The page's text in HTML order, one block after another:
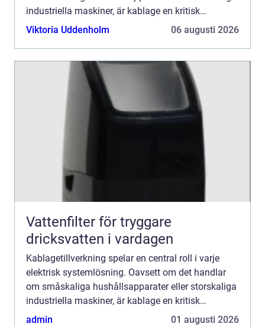
industriella maskiner, är kablage en kritisk
komponent som säkerställ...
Viktoria Uddenholm 06 augusti 2026
Vattenfilter för tryggare
dricksvatten i vardagen
Kablagetillverkning spelar en central roll i varje
elektrisk systemlösning. Oavsett om det handlar
om småskaliga hushållsapparater eller storskaliga
industriella maskiner, är kablage en kritisk
komponent som säkerställ...
admin 01 augusti 2026